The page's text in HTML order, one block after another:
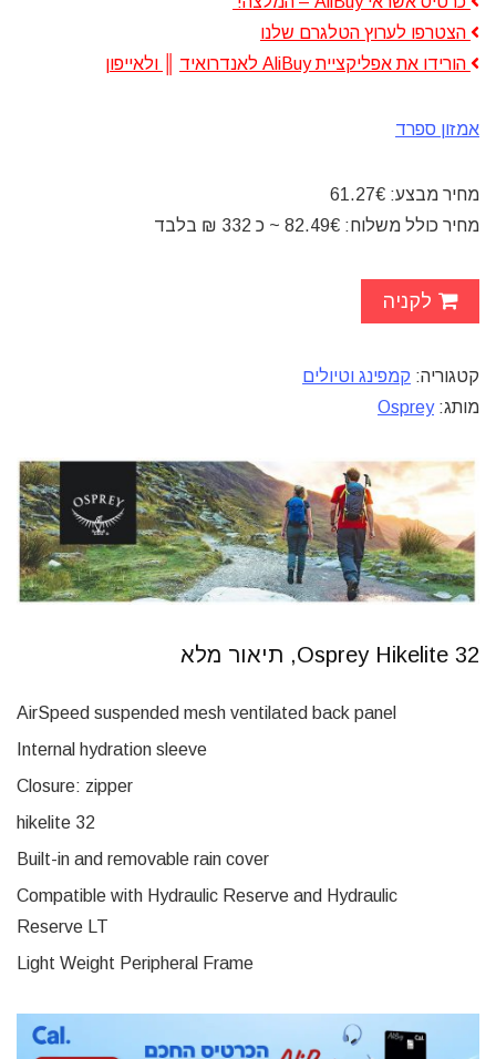
הצטרפו לערוץ הטלגרם שלנו
הורידו את אפליקציית AliBuy לאנדרואיד
ולאייפון
אמזון ספרד
מחיר מבצע: 61.27€
מחיר כולל משלוח: 82.49€ ~ כ 332 ₪ בלבד
לקניה
קטגוריה: קמפינג וטיולים
מותג:Osprey
Osprey Hikelite 32, תיאור מלא
AirSpeed ​​suspended mesh ventilated back panel
Internal hydration sleeve
Closure: zipper
hikelite 32
Built-in and removable rain cover
Compatible with Hydraulic Reserve and Hydraulic
Reserve LT
Light Weight Peripheral Frame